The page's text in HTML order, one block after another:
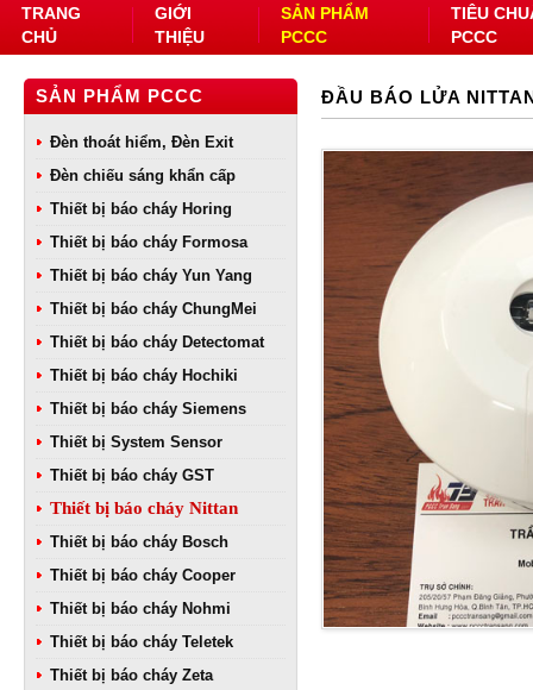
TRANG
CHỦ
GIỚI
THIỆU
SẢN PHẨM
PCCC
TIÊU
PCCC
SẢN PHẨM PCCC
Đèn thoát hiểm, Đèn Exit
Đèn chiếu sáng khẩn cấp
Thiết bị báo cháy Horing
Thiết bị báo cháy Formosa
Thiết bị báo cháy Yun Yang
Thiết bị báo cháy ChungMei
Thiết bị báo cháy Detectomat
Thiết bị báo cháy Hochiki
Thiết bị báo cháy Siemens
Thiết bị System Sensor
Thiết bị báo cháy GST
Thiết bị báo cháy Nittan
Thiết bị báo cháy Bosch
Thiết bị báo cháy Cooper
Thiết bị báo cháy Nohmi
Thiết bị báo cháy Teletek
Thiết bị báo cháy Zeta
ĐẦU BÁO LỬA